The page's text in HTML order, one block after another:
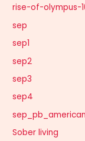
rise-of-olympus-
sep
sep1
sep2
sep3
sep4
Sober living